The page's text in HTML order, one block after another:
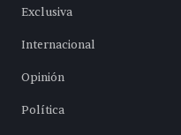
Exclusiva
Internacional
Opinión
Política